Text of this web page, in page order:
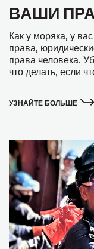
ВАШИ
Как у моряка, у
права,
права человека.
что делать, если
УЗНАЙТЕ БОЛЬШЕ